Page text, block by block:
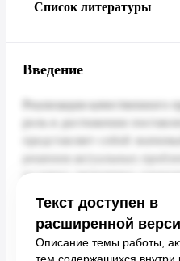
Список литературы
Введение
Текст доступен в
расширенной
Описание темы работы,